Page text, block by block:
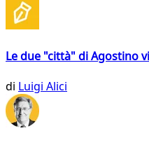
Le due "città" di Agostino
di Luigi Alici